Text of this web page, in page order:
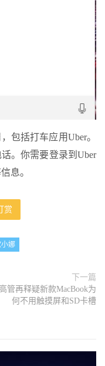
包括打车应用Uber。
。你需要登录到Uber
息。
赏
娜
下一篇
管再释疑新款MacBook为
何不用触摸屏和SD卡槽